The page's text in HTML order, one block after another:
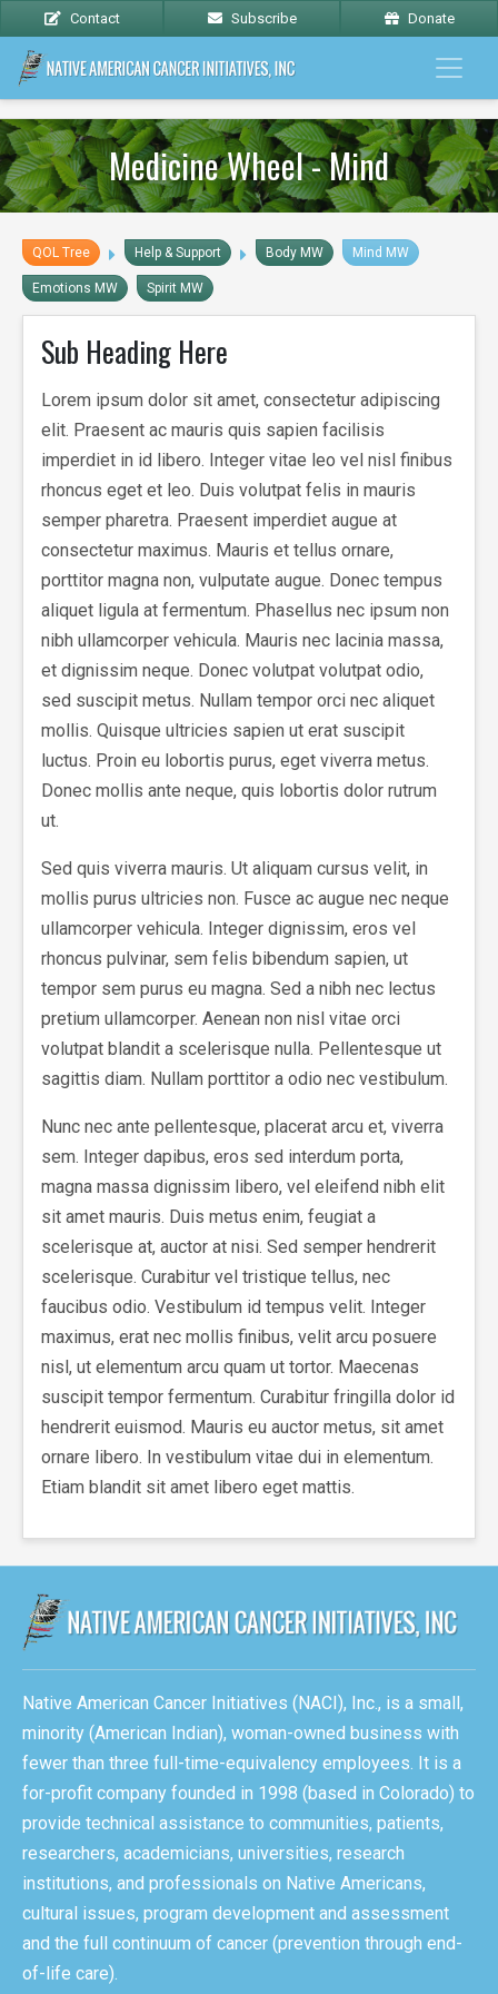
Contact Subscribe Donate
Medicine Wheel - Mind
QOL Tree Help & Support Body MW Mind MW
Emotions MW Spirit MW
Sub Heading Here
Lorem ipsum dolor sit amet, consectetur adipiscing
elit. Praesent ac mauris quis sapien facilisis
imperdiet in id libero. Integer vitae leo vel nisl finibus
rhoncus eget et leo. Duis volutpat felis in mauris
semper pharetra. Praesent imperdiet augue at
consectetur maximus. Mauris et tellus ornare,
porttitor magna non, vulputate augue. Donec tempus
aliquet ligula at fermentum. Phasellus nec ipsum non
nibh ullamcorper vehicula. Mauris nec lacinia massa,
et dignissim neque. Donec volutpat volutpat odio,
sed suscipit metus. Nullam tempor orci nec aliquet
mollis. Quisque ultricies sapien ut erat suscipit
luctus. Proin eu lobortis purus, eget viverra metus.
Donec mollis ante neque, quis lobortis dolor rutrum
ut.
Sed quis viverra mauris. Ut aliquam cursus velit, in
mollis purus ultricies non. Fusce ac augue nec neque
ullamcorper vehicula. Integer dignissim, eros vel
rhoncus pulvinar, sem felis bibendum sapien, ut
tempor sem purus eu magna. Sed a nibh nec lectus
pretium ullamcorper. Aenean non nisl vitae orci
volutpat blandit a scelerisque nulla. Pellentesque ut
sagittis diam. Nullam porttitor a odio nec vestibulum.
Nunc nec ante pellentesque, placerat arcu et, viverra
sem. Integer dapibus, eros sed interdum porta,
magna massa dignissim libero, vel eleifend nibh elit
sit amet mauris. Duis metus enim, feugiat a
scelerisque at, auctor at nisi. Sed semper hendrerit
scelerisque. Curabitur vel tristique tellus, nec
faucibus odio. Vestibulum id tempus velit. Integer
maximus, erat nec mollis finibus, velit arcu posuere
nisl, ut elementum arcu quam ut tortor. Maecenas
suscipit tempor fermentum. Curabitur fringilla dolor id
hendrerit euismod. Mauris eu auctor metus, sit amet
ornare libero. In vestibulum vitae dui in elementum.
Etiam blandit sit amet libero eget mattis.
Native American Cancer Initiatives (NACI), Inc., is a small,
minority (American Indian), woman-owned business with
fewer than three full-time-equivalency employees. It is a
for-profit company founded in 1998 (based in Colorado) to
provide technical assistance to communities, patients,
researchers, academicians, universities, research
institutions, and professionals on Native Americans,
cultural issues, program development and assessment
and the full continuum of cancer (prevention through end-
of-life care).